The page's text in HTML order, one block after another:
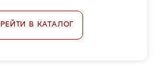
В КАТАЛОГ